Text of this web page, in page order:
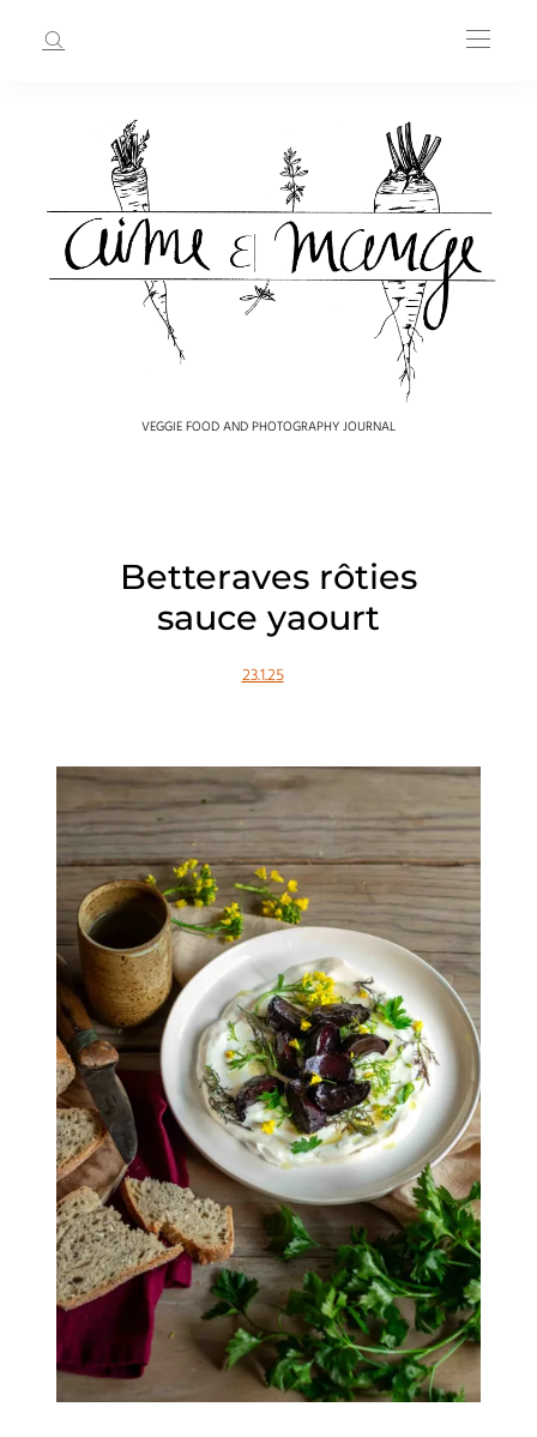
VEGGIE FOOD AND PHOTOGRAPHY JOURNAL
Betteraves rôties
sauce yaourt
23.1.25